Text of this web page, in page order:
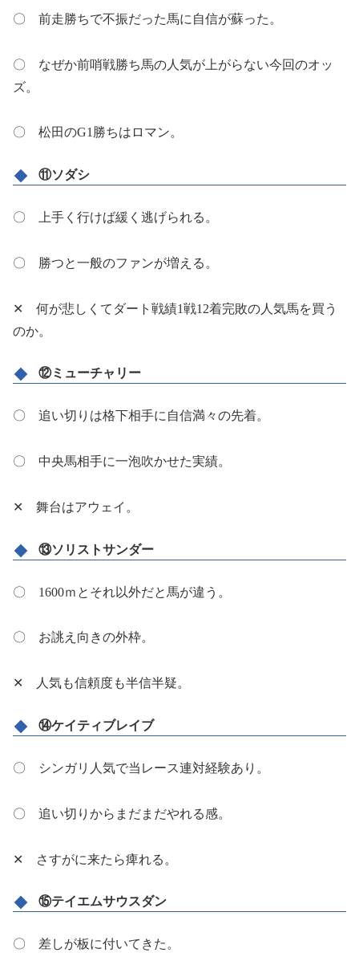
〇 前走勝ちで不振だった馬に自信が蘇った。
〇 なぜか前哨戦勝ち馬の人気が上がらない今回のオッ
ズ。
〇 松田のG1勝ちはロマン。
⑪ソダシ
〇 上手く行けば緩く逃げられる。
〇 勝つと一般のファンが増える。
✕ 何が悲しくてダート戦績1戦12着完敗の人気馬を買う
のか。
⑫ミューチャリー
〇 追い切りは格下相手に自信満々の先着。
〇 中央馬相手に一泡吹かせた実績。
✕ 舞台はアウェイ。
⑬ソリストサンダー
〇 1600ｍとそれ以外だと馬が違う。
〇 お誂え向きの外枠。
✕ 人気も信頼度も半信半疑。
⑭ケイティブレイブ
〇 シンガリ人気で当レース連対経験あり。
〇 追い切りからまだまだやれる感。
✕ さすがに来たら痺れる。
⑮テイエムサウスダン
〇 差しが板に付いてきた。